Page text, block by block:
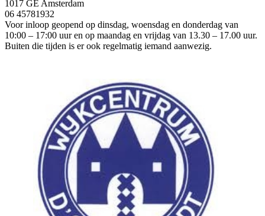
1017 GE Amsterdam
06 45781932
Voor inloop geopend op dinsdag, woensdag en donderdag van
10:00 – 17:00 uur en op maandag en vrijdag van 13.30 – 17.00 uur.
Buiten die tijden is er ook regelmatig iemand aanwezig.